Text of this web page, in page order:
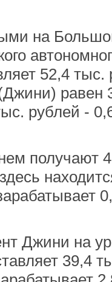
на
52,4
рублей -
получают
Джини на
39,4